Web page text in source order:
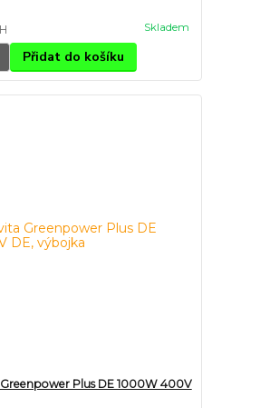
Skladem
Přidat do košíku
Plus DE 1000W 400V